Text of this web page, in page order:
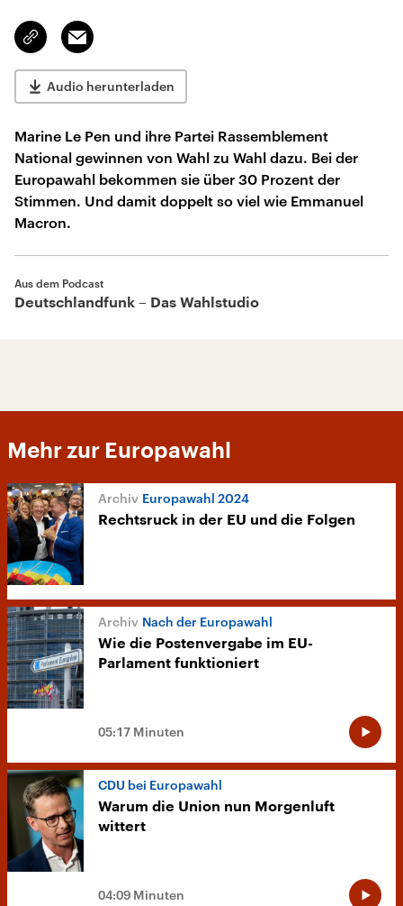
Link
kopieren/teilen
Email
Audio herunterladen
Marine Le Pen und ihre Partei Rassemblement
National gewinnen von Wahl zu Wahl dazu. Bei der
Europawahl bekommen sie über 30 Prozent der
Stimmen. Und damit doppelt so viel wie Emmanuel
Macron.
Aus dem Podcast
Deutschlandfunk – Das Wahlstudio
Mehr zur Europawahl
Europawahl 2024
Rechtsruck in der EU und die Folgen
Nach der Europawahl
Wie die Postenvergabe im EU-
Parlament funktioniert
05:17 Minuten
CDU bei Europawahl
Warum die Union nun Morgenluft
wittert
04:09 Minuten